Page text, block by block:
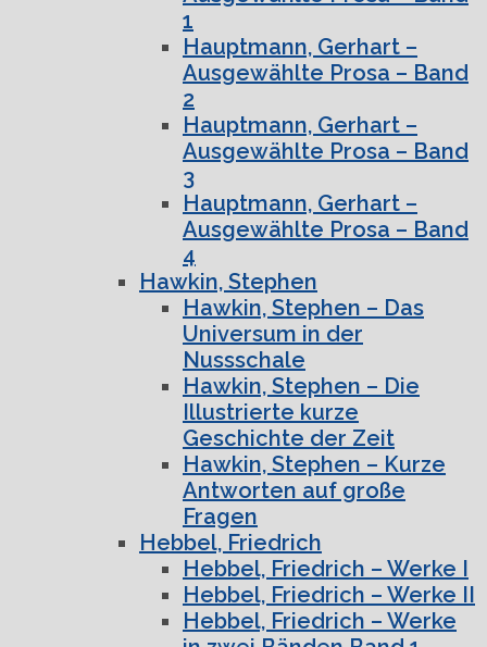
1
Hauptmann, Gerhart –
Ausgewählte Prosa – Band
2
Hauptmann, Gerhart –
Ausgewählte Prosa – Band
3
Hauptmann, Gerhart –
Ausgewählte Prosa – Band
4
Hawkin, Stephen
Hawkin, Stephen – Das
Universum in der
Nussschale
Hawkin, Stephen – Die
Illustrierte kurze
Geschichte der Zeit
Hawkin, Stephen – Kurze
Antworten auf große
Fragen
Hebbel, Friedrich
Hebbel, Friedrich – Werke I
Hebbel, Friedrich – Werke II
Hebbel, Friedrich – Werke